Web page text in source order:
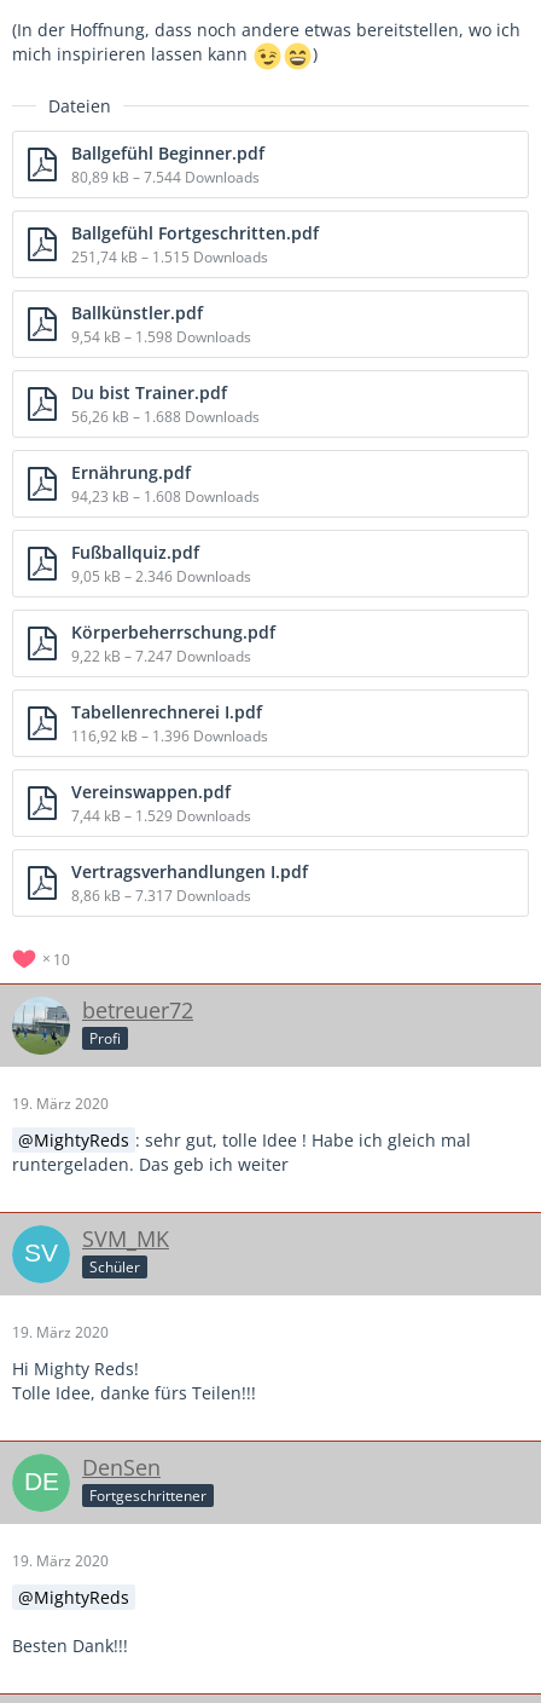
(In der Hoffnung, dass noch andere etwas bereitstellen, wo ich
mich inspirieren lassen kann
)
Dateien
Ballgefühl Beginner.pdf
80,89 kB – 7.544 Downloads
Ballgefühl Fortgeschritten.pdf
251,74 kB – 1.515 Downloads
Ballkünstler.pdf
9,54 kB – 1.598 Downloads
Du bist Trainer.pdf
56,26 kB – 1.688 Downloads
Ernährung.pdf
94,23 kB – 1.608 Downloads
Fußballquiz.pdf
9,05 kB – 2.346 Downloads
Körperbeherrschung.pdf
9,22 kB – 7.247 Downloads
Tabellenrechnerei I.pdf
116,92 kB – 1.396 Downloads
Vereinswappen.pdf
7,44 kB – 1.529 Downloads
Vertragsverhandlungen I.pdf
8,86 kB – 7.317 Downloads
10
betreuer72
Profi
19. März 2020
MightyReds : sehr gut, tolle Idee ! Habe ich gleich mal
runtergeladen. Das geb ich weiter
SVM_MK
Schüler
19. März 2020
Hi Mighty Reds!
Tolle Idee, danke fürs Teilen!!!
DenSen
Fortgeschrittener
19. März 2020
MightyReds
Besten Dank!!!